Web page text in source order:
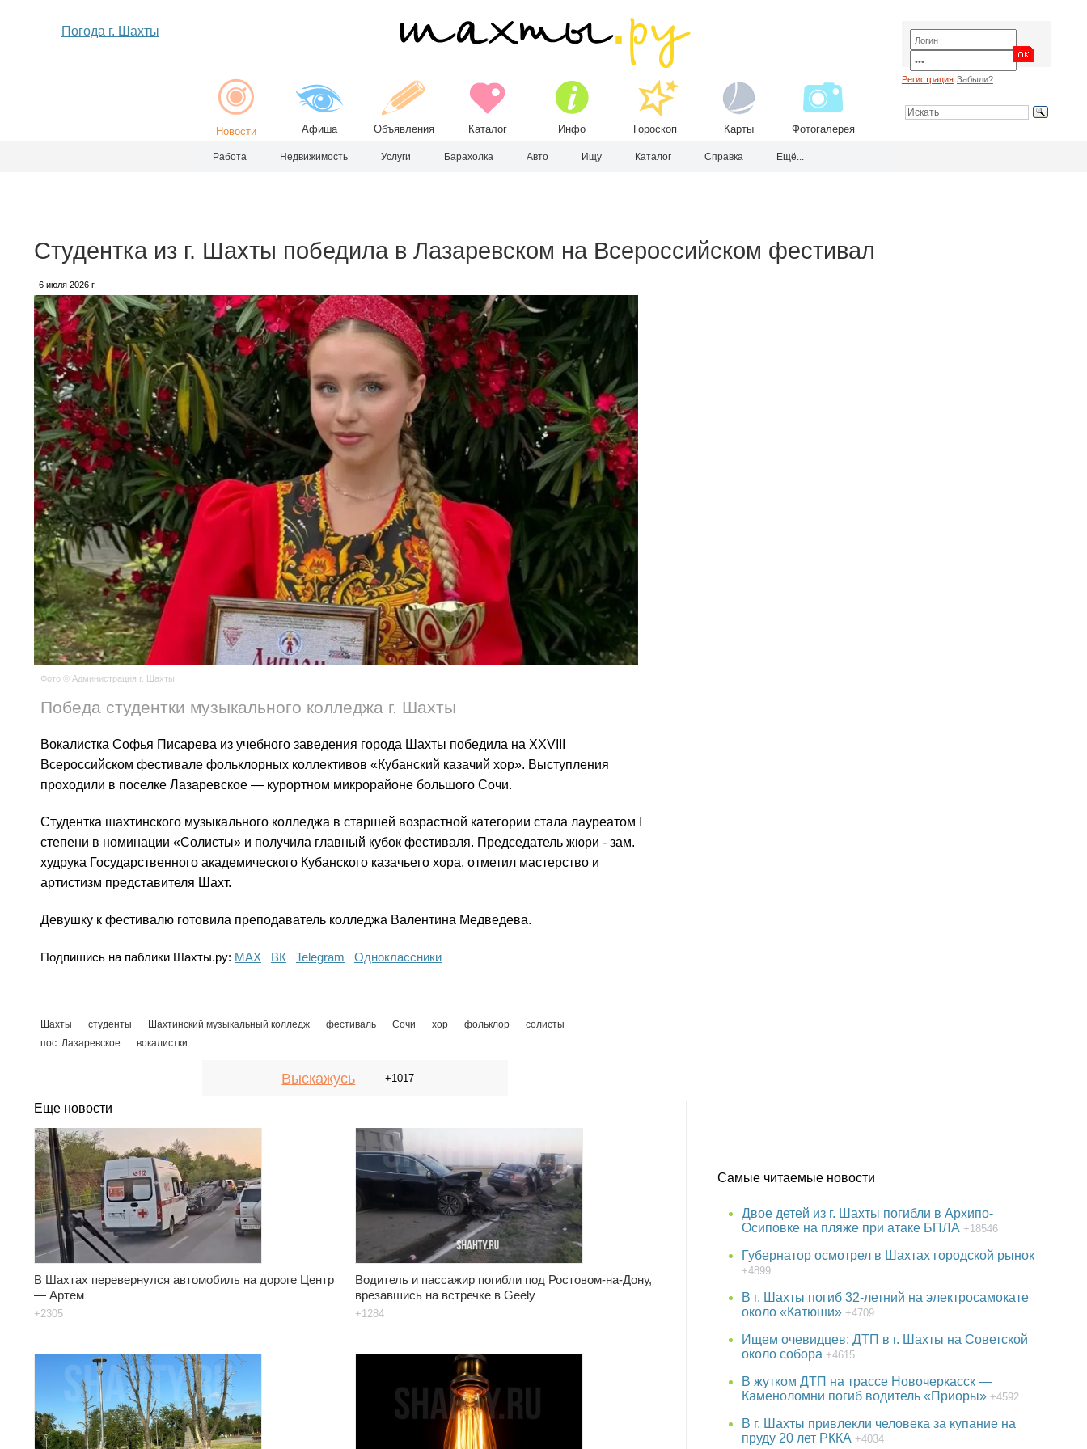
Погода г. Шахты
Новости Афиша Объявления Каталог Инфо Гороскоп Карты Фотогалерея
Регистрация Забыли?
Работа Недвижимость Услуги Барахолка Авто Ищу Каталог Справка Ещё...
Студентка из г. Шахты победила в Лазаревском на Всероссийском фестивал
6 июля 2026 г.
Фото © Администрация г. Шахты
Победа студентки музыкального колледжа г. Шахты
Вокалистка Софья Писарева из учебного заведения города Шахты победила на XXVIII
Всероссийском фестивале фольклорных коллективов «Кубанский казачий хор». Выступления
проходили в поселке Лазаревское — курортном микрорайоне большого Сочи.
Студентка шахтинского музыкального колледжа в старшей возрастной категории стала лауреатом I
степени в номинации «Солисты» и получила главный кубок фестиваля. Председатель жюри - зам.
худрука Государственного академического Кубанского казачьего хора, отметил мастерство и
артистизм представителя Шахт.
Девушку к фестивалю готовила преподаватель колледжа Валентина Медведева.
Подпишись на паблики Шахты.ру: МАХ ВК Telegram Одноклассники
Шахты студенты Шахтинский музыкальный колледж фестиваль Сочи хор фольклор
солисты
пос. Лазаревское
вокалистки
Выскажусь +1017
Еще новости
В Шахтах перевернулся автомобиль на дороге Центр
— Артем
+2305
Водитель и пассажир погибли под Ростовом-на-Дону,
врезавшись на встречке в Geely
+1284
Самые читаемые новости
Двое детей из г. Шахты погибли в Архипо-
Осиповке на пляже при атаке БПЛА +18546
Губернатор осмотрел в Шахтах городской рынок
+4899
В г. Шахты погиб 32-летний на электросамокате
около «Катюши» +4709
Ищем очевидцев: ДТП в г. Шахты на Советской
около собора +4615
В жутком ДТП на трассе Новочеркасск —
Каменоломни погиб водитель «Приоры» +4592
В г. Шахты привлекли человека за купание на
пруду 20 лет РККА +4034